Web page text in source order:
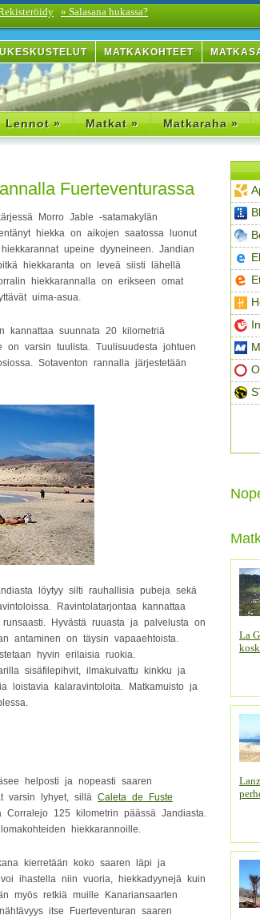
» Salasana hukassa?
MATKAKOHTEET
Lennot » Matkat » Matkaraha »
Fuerteventurassa
Morro Jable -satamakylän
hiekka on aikojen saatossa luonut
upeine dyyneineen. Jandian
hiekkaranta on leveä siisti lähellä
hiekkarannalla on erikseen omat
uima-asua.
kannattaa suunnata 20 kilometriä
varsin tuulista. Tuulisuudesta johtuen
Sotaventon rannalla järjestetään
löytyy silti rauhallisia pubeja sekä
Ravintolatarjontaa kannattaa
Hyvästä ruuasta ja palvelusta on
antaminen on täysin vapaaehtoista.
hyvin erilaisia ruokia.
sisäfilepihvit, ilmakuivattu kinkku ja
loistavia kalaravintoloita. Matkamuisto ja
helposti ja nopeasti saaren
varsin lyhyet, sillä Caleta de Fuste
125 kilometrin päässä Jandiasta.
hiekkarannoille.
kierretään koko saaren läpi ja
ihastella niin vuoria, hiekkadyynejä kuin
myös retkiä muille Kanariansaarten
itse Fuerteventuran saaren
La